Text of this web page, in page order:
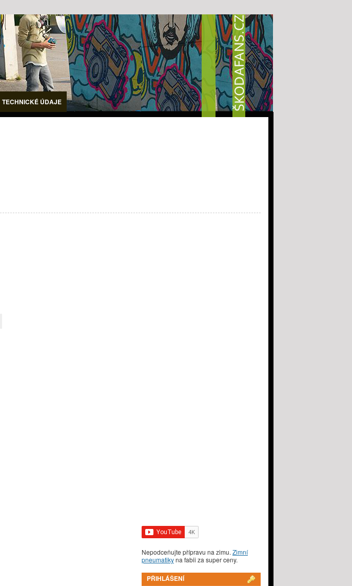
TECHNICKÉ ÚDAJE
Nepodceňujte přípravu na zimu. Zimní
pneumatikyna fabii za super ceny.
PŘIHLÁŠENÍ